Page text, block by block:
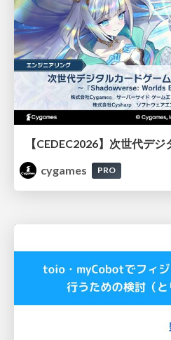
cygames
PRO